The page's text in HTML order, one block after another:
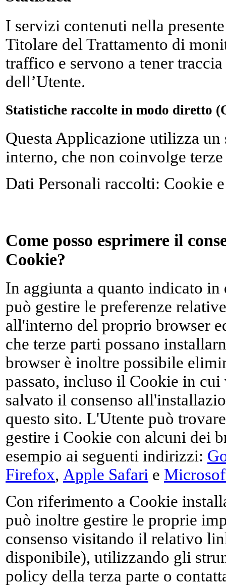
I servizi contenuti nella
Titolare del Trattamento di
traffico e servono a tener
dell’Utente.
Statistiche raccolte in modo diretto
Questa Applicazione utilizza un
interno, che non coinvolge
Dati Personali raccolti: Cookie
Come posso esprimere il
Cookie?
In aggiunta a quanto indicato
può gestire le preferenze
all'interno del proprio browser
che terze parti possano
browser è inoltre possibile
passato, incluso il Cookie in cui
salvato il consenso
questo sito. L'Utente può
gestire i Cookie con alcuni dei
esempio ai seguenti indirizzi:
Firefox, Apple Safari e
Con riferimento a Cookie
può inoltre gestire le proprie
consenso visitando il relativo
disponibile), utilizzando gli
policy della terza parte o